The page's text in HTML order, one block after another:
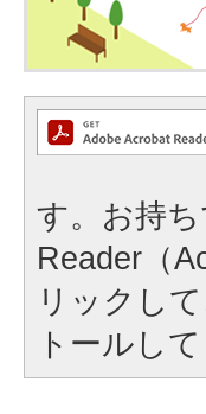
す。お持
Reader（
リックし
トールし